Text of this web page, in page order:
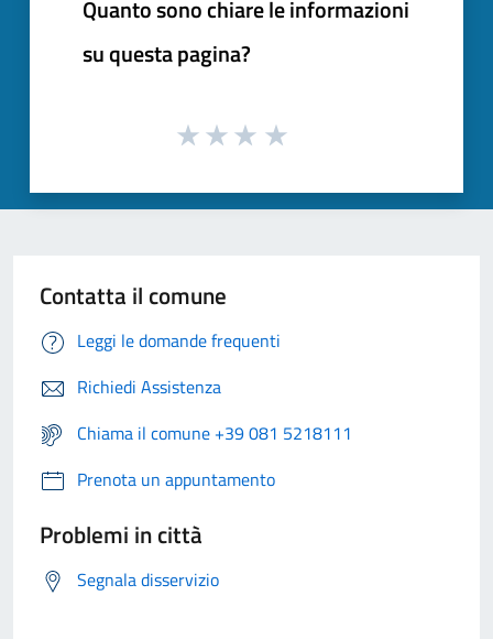
Quanto sono chiare le informazioni
su questa pagina?
Contatta il comune
Leggi le domande frequenti
Richiedi Assistenza
Chiama il comune +39 081 5218111
Prenota un appuntamento
Problemi in città
Segnala disservizio